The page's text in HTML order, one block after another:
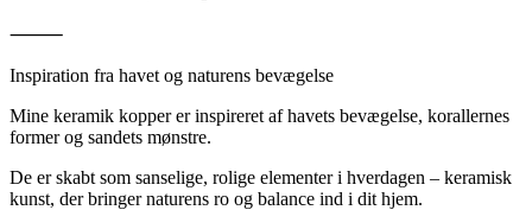
⸻
Inspiration fra havet og naturens bevægelse
Mine keramik kopper er inspireret af havets bevægelse, korallernes
former og sandets mønstre.
De er skabt som sanselige, rolige elementer i hverdagen – keramisk
kunst, der bringer naturens ro og balance ind i dit hjem.